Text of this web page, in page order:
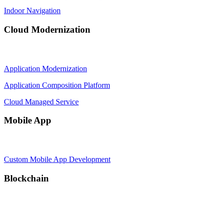
Indoor Navigation
Cloud Modernization
Application Modernization
Application Composition Platform
Cloud Managed Service
Mobile App
Custom Mobile App Development
Blockchain